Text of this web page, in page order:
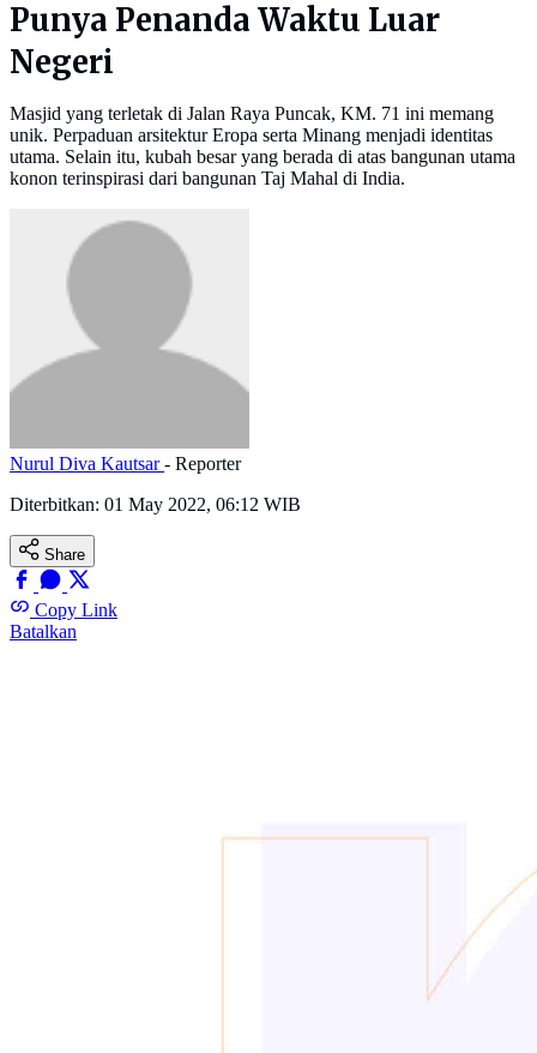
Punya Penanda Waktu Luar
Negeri
Masjid yang terletak di Jalan Raya Puncak, KM. 71 ini memang
unik. Perpaduan arsitektur Eropa serta Minang menjadi identitas
utama. Selain itu, kubah besar yang berada di atas bangunan utama
konon terinspirasi dari bangunan Taj Mahal di India.
Nurul Diva Kautsar- Reporter
Diterbitkan: 01 May 2022, 06:12 WIB
Share
Copy Link
Batalkan